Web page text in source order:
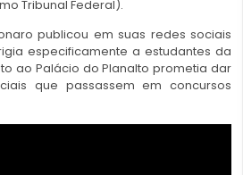
Tribunal Federal).
publicou em suas redes sociais
especificamente a estudantes da
ao Palácio do Planalto prometia dar
que passassem em concursos